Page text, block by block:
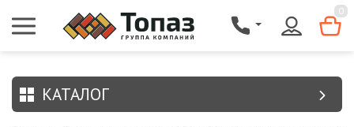
0
КАТАЛОГ